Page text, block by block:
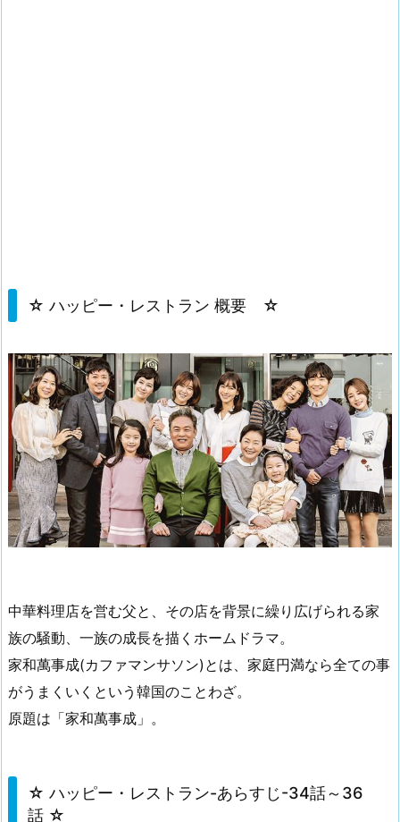
☆ ハッピー・レストラン 概要 ☆
中華料理店を営む父と、その店を背景に繰り広げられる家
族の騒動、一族の成長を描くホームドラマ。
家和萬事成(カファマンサソン)とは、家庭円満なら全ての事
がうまくいくという韓国のことわざ。
原題は「家和萬事成」。
☆ ハッピー・レストラン-あらすじ-34話～36
話 ☆